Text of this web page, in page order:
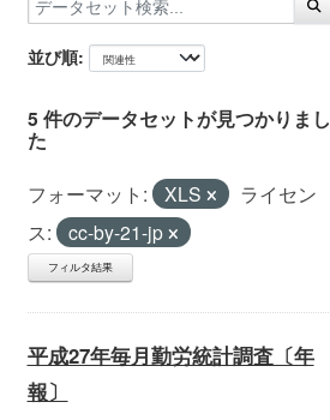
並び順
5 件のデータセットが見つかりまし
た
フォーマット: XLS
ライセン
ス:
cc-by-21-jp
フィルタ結果
平成27年毎月勤労統計調査〔年
報〕